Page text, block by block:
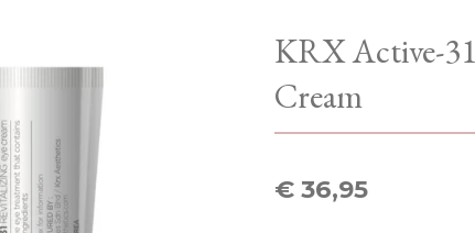
KRX Active-
Cream
€ 36,95